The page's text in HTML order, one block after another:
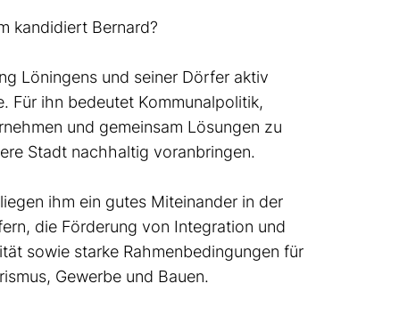
kandidiert Bernard?
Löningens und seiner Dörfer aktiv
Für ihn bedeutet Kommunalpolitik,
und gemeinsam Lösungen zu
Stadt nachhaltig voranbringen.
ihm ein gutes Miteinander in der
die Förderung von Integration und
sowie starke Rahmenbedingungen für
Gewerbe und Bauen.